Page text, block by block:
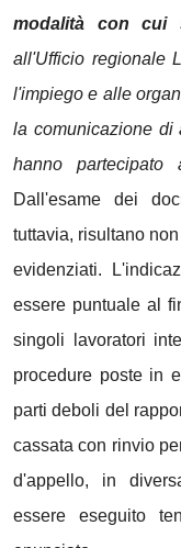
modalità con cui
all'Ufficio regionale
l'impiego e alle
la comunicazione di
hanno partecipato
Dall'esame dei
tuttavia, risultano
evidenziati.
essere puntuale al
singoli lavoratori
procedure poste in
parti deboli del
cassata con rinvio
d'appello, in
essere eseguito